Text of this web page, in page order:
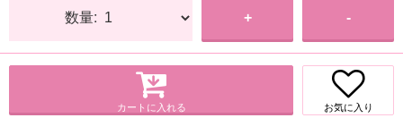
数量: + -
カートに入れる お気に入り